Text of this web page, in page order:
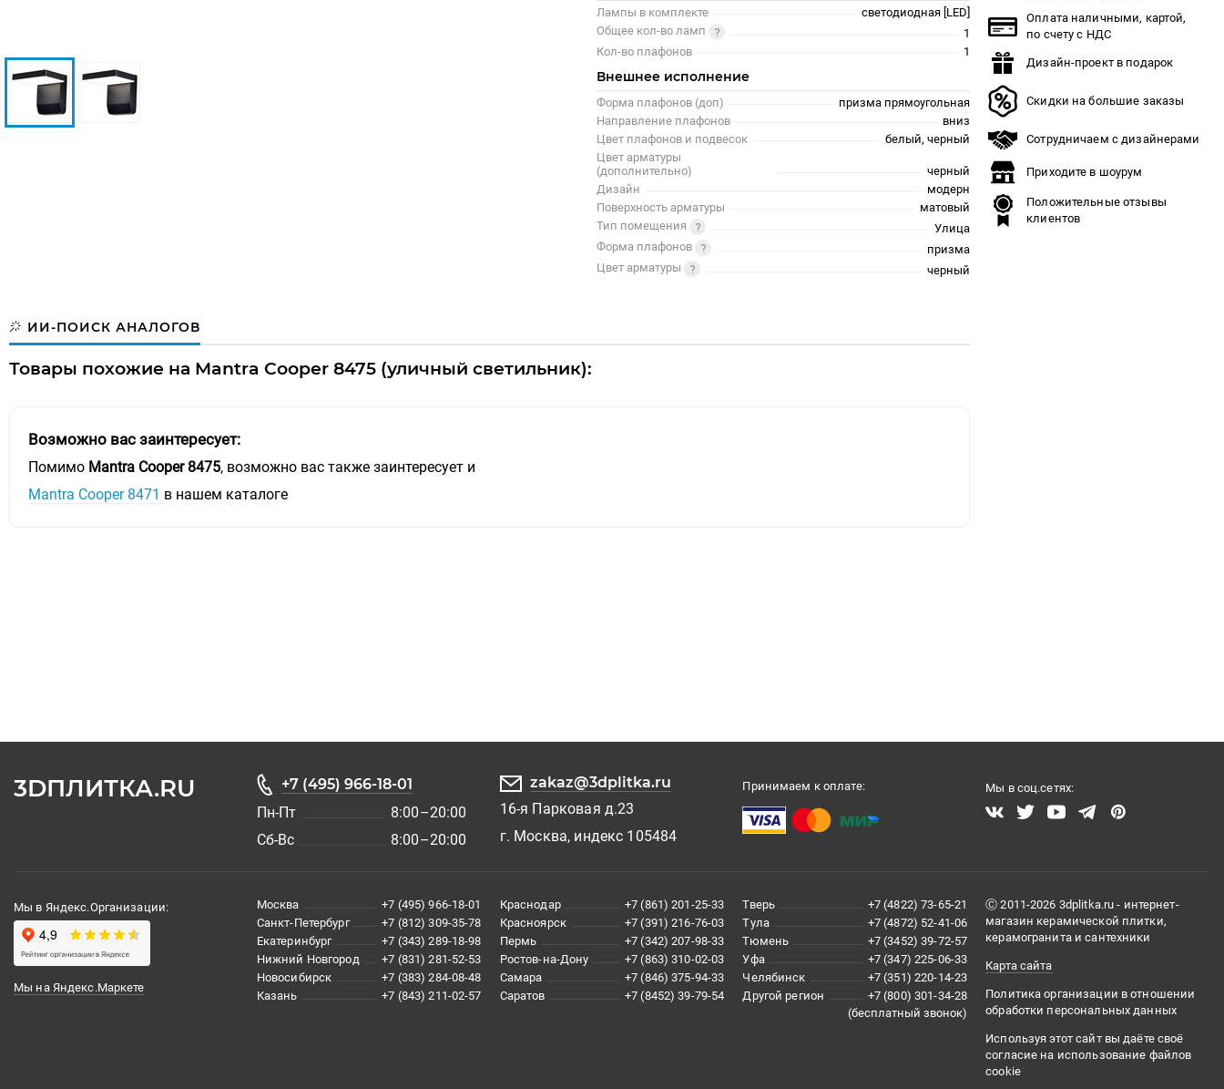
Лампы в комплекте
светодиодная [LED]
Общее кол-во ламп
1
Кол-во плафонов
1
Внешнее исполнение
Форма плафонов (доп)
призма прямоугольная
Направление плафонов
вниз
Цвет плафонов и подвесок
белый, черный
Цвет арматуры
(дополнительно)
черный
Дизайн
модерн
Поверхность арматуры
матовый
Тип помещения
Улица
Форма плафонов
призма
Цвет арматуры
черный
ИИ-ПОИСК АНАЛОГОВ
Товары похожие на Mantra Cooper 8475 (уличный светильник):
Возможно вас заинтересует:
Помимо Mantra Cooper 8475, возможно вас также заинтересует и
Mantra Cooper 8471 в нашем каталоге
Оплата наличными, картой,
по счету с НДС
Дизайн-проект в подарок
Скидки на большие заказы
Сотрудничаем с дизайнерами
Приходите в шоурум
Положительные отзывы
клиентов
3DПЛИТКА.RU
+7 (495) 966-18-01
Пн-Пт
8:00–20:00
Сб-Вс
8:00–20:00
zakaz@3dplitka.ru
16-я Парковая д.23
г. Москва, индекс 105484
Принимаем к оплате: Мы в соц.сетях:
Мы в Яндекс.Организации:
Мы на Яндекс.Маркете
Москва
+7 (495) 966-18-01
Санкт-Петербург
+7 (812) 309-35-78
Екатеринбург
+7 (343) 289-18-98
Нижний Новгород
+7 (831) 281-52-53
Новосибирск
+7 (383) 284-08-48
Казань
+7 (843) 211-02-57
Краснодар
+7 (861) 201-25-33
Красноярск
+7 (391) 216-76-03
Пермь
+7 (342) 207-98-33
Ростов-на-Дону
+7 (863) 310-02-03
Самара
+7 (846) 375-94-33
Саратов
+7 (8452) 39-79-54
Тверь
+7 (4822) 73-65-21
Тула
+7 (4872) 52-41-06
Тюмень
+7 (3452) 39-72-57
Уфа
+7 (347) 225-06-33
Челябинск
+7 (351) 220-14-23
Другой регион
+7 (800) 301-34-28
(бесплатный звонок)
Ⓒ 2011-2026 3dplitka.ru - интернет-
магазин керамической плитки,
керамогранита и сантехники
Карта сайта
Политика организации в отношении
обработки персональных данных
Используя этот сайт вы даёте своё
согласие на использование файлов
cookie